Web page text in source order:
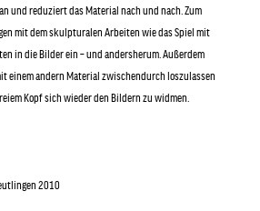
und reduziert das Material nach und nach. Zum
mit dem skulpturalen Arbeiten wie das Spiel mit
in die Bilder ein – und andersherum. Außerdem
einem andern Material zwischendurch loszulassen
Kopf sich wieder den Bildern zu widmen.
2010